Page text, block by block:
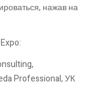
нажав на
Professional, УК